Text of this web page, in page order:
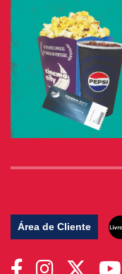
Área de Cliente